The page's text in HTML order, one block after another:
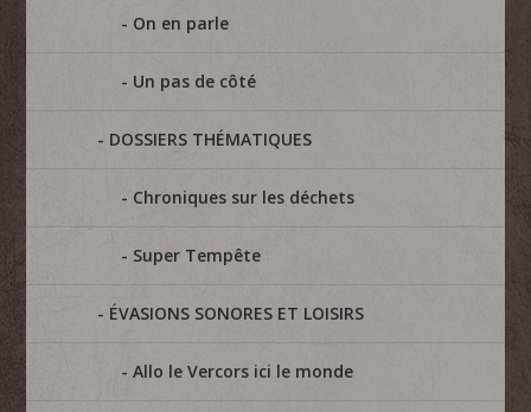
On en parle
Un pas de côté
DOSSIERS THÉMATIQUES
Chroniques sur les déchets
Super Tempête
ÉVASIONS SONORES ET LOISIRS
Allo le Vercors ici le monde